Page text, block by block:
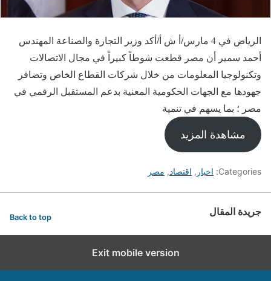
الرياض في 4 مارس/أ ش أ/أكد وزير التجارة والصناعة المهندس
أحمد سمير أن مصر قطعت شوطاً كبيراً في مجال الاتصالات
وتكنولوجيا المعلومات من خلال شركات القطاع الخاص وتضافر
جهودها مع الجهات الحكومية المعنية بدعم المستقبل الرقمي في
مصر ؛ بما يسهم في تنمية
مشاهدة المزيد
Categories: اخبار , اقتصاد, مصر
جريدة المقال Back to top
Exit mobile version